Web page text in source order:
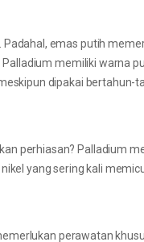
emas putih
memiliki warna
dipakai bertahun-
perhiasan? Palladium
yang sering kali
perawatan